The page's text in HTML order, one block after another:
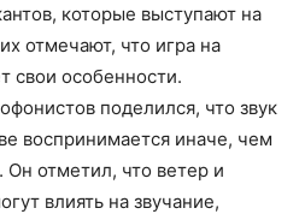
которые выступают на
отмечают, что игра на
свои особенности.
поделился, что звук
воспринимается иначе, чем
отметил, что ветер и
влиять на звучание,